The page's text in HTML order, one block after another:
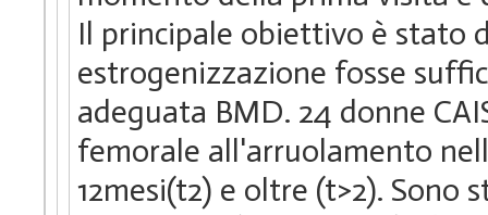
Il principale obiettivo è stato
estrogenizzazione fosse
adeguata BMD. 24 donne
femorale all'arruolamento
12mesi(t2) e oltre (t>2).